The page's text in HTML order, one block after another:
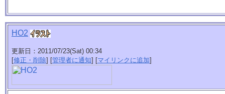
HO2
更新日：2011/07/23(Sat) 00:34
[修正・削除] [管理者に通知] [マイリンクに追加]